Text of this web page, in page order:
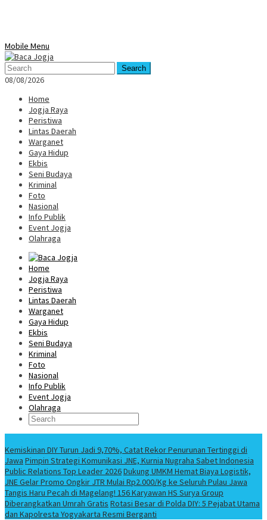
Mobile Menu
Search
08/08/2026
Home
Jogja Raya
Peristiwa
Lintas Daerah
Warganet
Gaya Hidup
Ekbis
Seni Budaya
Kriminal
Foto
Nasional
Info Publik
Event Jogja
Olahraga
Home
Jogja Raya
Peristiwa
Lintas Daerah
Warganet
Gaya Hidup
Ekbis
Seni Budaya
Kriminal
Foto
Nasional
Info Publik
Event Jogja
Olahraga
Kemiskinan DIY Turun Jadi 9,70%, Catat Rekor Penurunan Tertinggi di
Jawa Pimpin Strategi Komunikasi JNE, Kurnia Nugraha Sabet Indonesia
Public Relations Top Leader 2026Dukung UMKM Hemat Biaya Logistik,
JNE Gelar Promo Ongkir JTR Mulai Rp2.000/Kg ke Seluruh Pulau Jawa
Tangis Haru Pecah di Magelang! 156 Karyawan HS Surya Group
Diberangkatkan Umrah Gratis Rotasi Besar di Polda DIY: 5 Pejabat Utama
dan Kapolresta Yogyakarta Resmi Berganti